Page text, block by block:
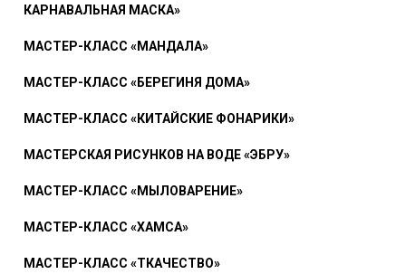
КАРНАВАЛЬНАЯ МАСКА»
МАСТЕР-КЛАСС «МАНДАЛА»
МАСТЕР-КЛАСС «БЕРЕГИНЯ ДОМА»
МАСТЕР-КЛАСС «КИТАЙСКИЕ ФОНАРИКИ»
МАСТЕРСКАЯ РИСУНКОВ НА ВОДЕ «ЭБРУ»
МАСТЕР-КЛАСС «МЫЛОВАРЕНИЕ»
МАСТЕР-КЛАСС «ХАМСА»
МАСТЕР-КЛАСС «ТКАЧЕСТВО»